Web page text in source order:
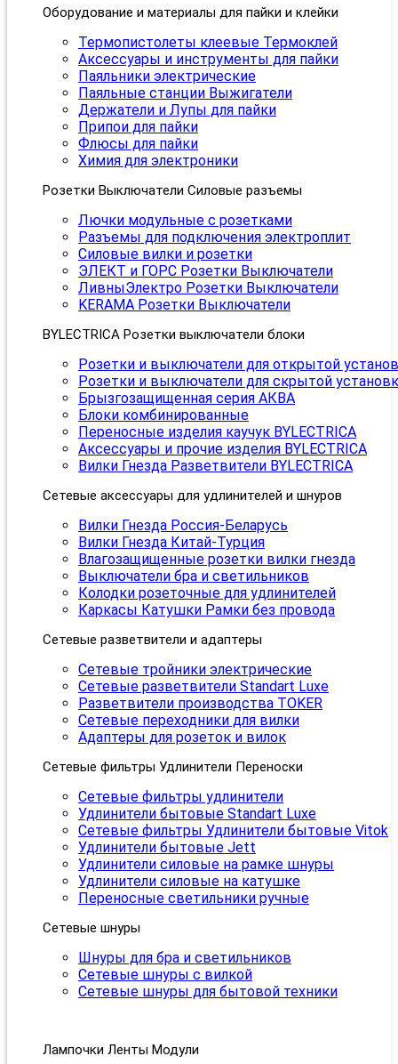
Оборудование и материалы для пайки и клейки
Термопистолеты клеевые Термоклей
Аксессуары и инструменты для пайки
Паяльники электрические
Паяльные станции Выжигатели
Держатели и Лупы для пайки
Припои для пайки
Флюсы для пайки
Химия для электроники
Розетки Выключатели Силовые разъемы
Лючки модульные с розетками
Разъемы для подключения электроплит
Силовые вилки и розетки
ЭЛЕКТ и ГОРС Розетки Выключатели
ЛивныЭлектро Розетки Выключатели
KERAMA Розетки Выключатели
BYLECTRICA Розетки выключатели блоки
Розетки и выключатели для открытой
Розетки и выключатели для скрытой
Брызгозащищенная серия АКВА
Блоки комбинированные
Переносные изделия каучук BYLECTRICA
Аксессуары и прочие изделия BYLECTRICA
Вилки Гнезда Разветвители BYLECTRICA
Сетевые аксессуары для удлинителей и шнуров
Вилки Гнезда Россия-Беларусь
Вилки Гнезда Китай-Турция
Влагозащищенные розетки вилки гнезда
Выключатели бра и светильников
Колодки розеточные для удлинителей
Каркасы Катушки Рамки без провода
Сетевые разветвители и адаптеры
Сетевые тройники электрические
Сетевые разветвители Standart Luxe
Разветвители производства TOKER
Сетевые переходники для вилки
Адаптеры для розеток и вилок
Сетевые фильтры Удлинители Переноски
Сетевые фильтры удлинители
Удлинители бытовые Standart Luxe
Сетевые фильтры Удлинители бытовые Vitok
Удлинители бытовые Jett
Удлинители силовые на рамке шнуры
Удлинители силовые на катушке
Переносные светильники ручные
Сетевые шнуры
Шнуры для бра и светильников
Сетевые шнуры с вилкой
Сетевые шнуры для бытовой техники
Лампочки Ленты Модули